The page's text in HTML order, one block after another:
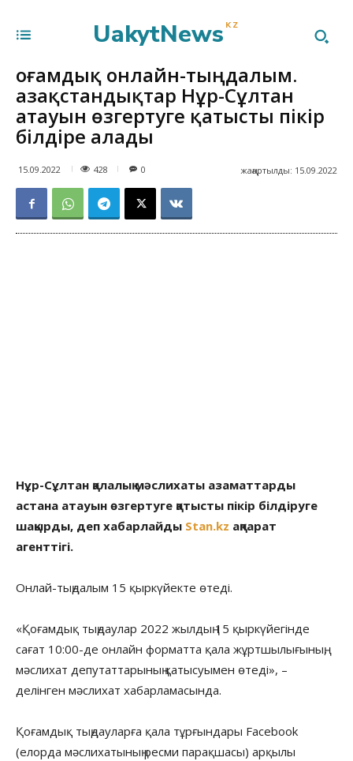
UakytNews KZ
Қоғамдық онлайн-тыңдалым.
Қазақстандықтар Нұр-Сұлтан
атауын өзгертуге қатысты пікір
білдіре алады
15.09.2022 428 жаңартылды: 15.09.2022
0
Нұр-Сұлтан қалалық мәслихаты азаматтарды
астана атауын өзгертуге қатысты пікір білдіруге
шақырды, деп хабарлайды Stan.kz ақпарат
агенттігі.
Онлай-тыңдалым 15 қыркүйекте өтеді.
«Қоғамдық тыңдаулар 2022 жылдың 15 қыркүйегінде
сағат 10:00-де онлайн форматта қала жұртшылығының,
мәслихат депутаттарының қатысуымен өтеді», –
делінген мәслихат хабарламасында.
Қоғамдық тыңдауларға қала тұрғындары Facebook
(елорда мәслихатының ресми парақшасы) арқылы